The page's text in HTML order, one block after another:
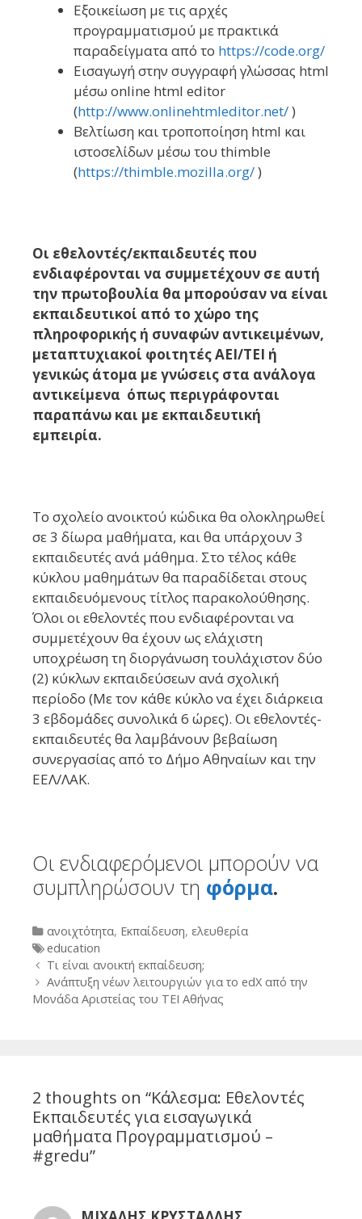
Εξοικείωση με τις αρχές
προγραμματισμού με πρακτικά
παραδείγματα από το https://code.org/
Εισαγωγή στην συγγραφή γλώσσας html
μέσω online html editor
(http://www.onlinehtmleditor.net/)
Βελτίωση και τροποποίηση html και
ιστοσελίδων μέσω του thimble
(https://thimble.mozilla.org/)
Οι εθελοντές/εκπαιδευτές που
ενδιαφέρονται να συμμετέχουν σε αυτή
την πρωτοβουλία θα μπορούσαν να είναι
εκπαιδευτικοί από το χώρο της
πληροφορικής ή συναφών αντικειμένων,
μεταπτυχιακοί φοιτητές ΑΕΙ/ΤΕΙ ή
γενικώς άτομα με γνώσεις στα ανάλογα
αντικείμενα όπως περιγράφονται
παραπάνω και με εκπαιδευτική
εμπειρία.
Το σχολείο ανοικτού κώδικα θα ολοκληρωθεί
σε 3 δίωρα μαθήματα, και θα υπάρχουν 3
εκπαιδευτές ανά μάθημα. Στο τέλος κάθε
κύκλου μαθημάτων θα παραδίδεται στους
εκπαιδευόμενους τίτλος παρακολούθησης.
Όλοι οι εθελοντές που ενδιαφέρονται να
συμμετέχουν θα έχουν ως ελάχιστη
υποχρέωση τη διοργάνωση τουλάχιστον δύο
(2) κύκλων εκπαιδεύσεων ανά σχολική
περίοδο (Με τον κάθε κύκλο να έχει διάρκεια
3 εβδομάδες συνολικά 6 ώρες). Οι εθελοντές-
εκπαιδευτές θα λαμβάνουν βεβαίωση
συνεργασίας από το Δήμο Αθηναίων και την
ΕΕΛ/ΛΑΚ.
Οι ενδιαφερόμενοι μπορούν να
συμπληρώσουν τη φόρμα.
Categories
ανοιχτότητα, Εκπαίδευση, ελευθερία
Tags
education
Post
navigation
Τι είναι ανοικτή εκπαίδευση;
Ανάπτυξη νέων λειτουργιών για το edX από την
Μονάδα Αριστείας του TEI Αθήνας
2 thoughts on “Κάλεσμα: Εθελοντές
Εκπαιδευτές για εισαγωγικά
μαθήματα Προγραμματισμού –
#gredu”